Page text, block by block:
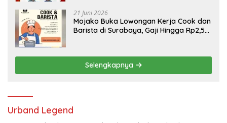
21 Juni 2026
Mojako Buka Lowongan Kerja Cook dan
Barista di Surabaya, Gaji Hingga Rp2,5
Selengkapnya
Urband Legend